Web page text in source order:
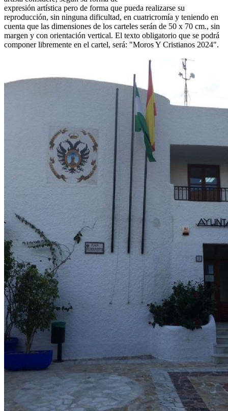
expresión artística pero de forma que pueda realizarse su
reproducción, sin ninguna dificultad, en cuatricromía y teniendo en
cuenta que las dimensiones de los carteles serán de 50 x 70 cm., sin
margen y con orientación vertical. El texto obligatorio que se podrá
componer libremente en el cartel, será: "Moros Y Cristianos 2024".